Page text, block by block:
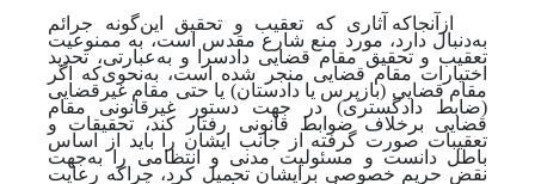
ازآنجاکه آثاری که تعقیب و تحقیق این‌گونه جرائم
بهدنبال دارد، مورد منع شارع مقدس است، به ممنوعیت
تعقیب و تحقیق مقام قضایی دادسرا و بهعبارتی، تحدید
اختیارات مقام قضایی منجر شده‌ است، به‌نحوی‌که اگر
مقام قضایی (بازپرس یا دادستان) یا حتی مقام غیرقضایی
(ضابط دادگستری) در جهت دستور غیرقانونی مقام
قضایی برخلاف ضوابط قانونی رفتار کند، تحقیقات و
تعقیبات صورت ‌گرفته از جانب ایشان را باید از اساس
باطل دانست و مسئولیت مدنی و انتظامی را بهجهت
نقض حریم خصوصی برایشان تحمیل کرد، چراکه رعایت